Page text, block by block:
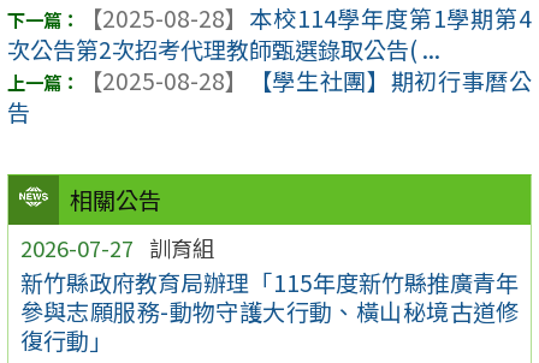
相關公告
2026-07-27 訓育組
新竹縣政府教育局辦理「115年度新竹縣推廣青年
參與志願服務-動物守護大行動、橫山秘境古道修
復行動」
【2025-08-28】 本校114學年度第1學期第4
次公告第2次招考代理教師甄選錄取公告( ...
【2025-08-28】
【學生社團】期初行事曆公
告